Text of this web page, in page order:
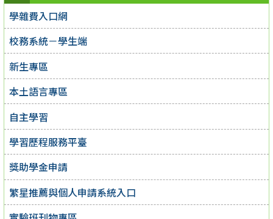
學雜費入口網
校務系統－學生端
新生專區
本土語言專區
自主學習
學習歷程服務平臺
獎助學金申請
繁星推薦與個人申請系統入口